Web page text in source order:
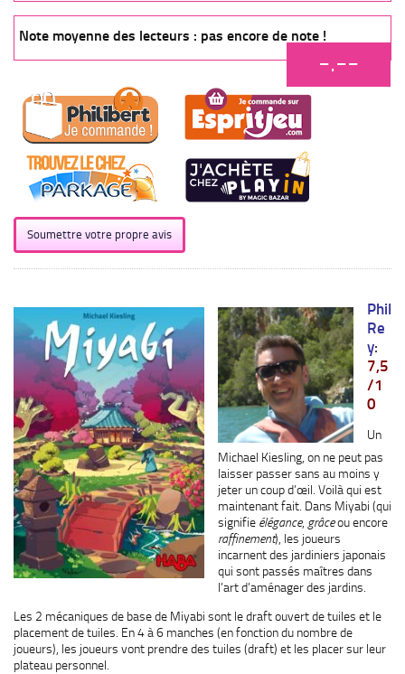
Note moyenne des lecteurs : pas encore de note !
-.--
Soumettre votre propre avis
Phil
Re
y:
7,5
/1
0
Un
Michael Kiesling, on ne peut pas
laisser passer sans au moins y
jeter un coup d’œil. Voilà qui est
maintenant fait. Dans Miyabi (qui
signifie élégance, grâceou encore
raffinement), les joueurs
incarnent des jardiniers japonais
qui sont passés maîtres dans
l’art d’aménager des jardins.
Les 2 mécaniques de base de Miyabi sont le draft ouvert de tuiles et le
placement de tuiles. En 4 à 6 manches (en fonction du nombre de
joueurs), les joueurs vont prendre des tuiles (draft) et les placer sur leur
plateau personnel.